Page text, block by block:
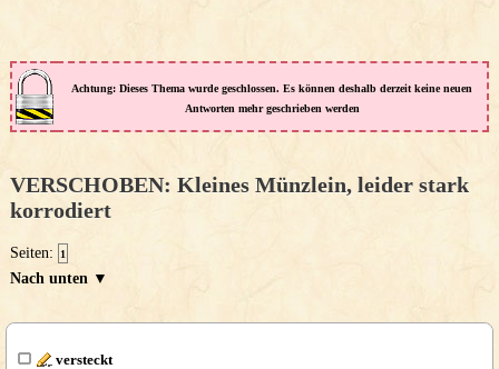
Achtung: Dieses Thema wurde geschlossen. Es können deshalb derzeit keine neuen
Antworten mehr geschrieben werden
VERSCHOBEN: Kleines Münzlein, leider stark
korrodiert
Seiten: 1
Nach unten ▼
versteckt